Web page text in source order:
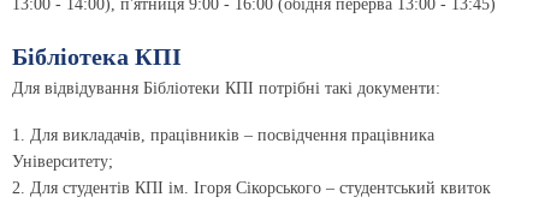
13:00 - 14:00), п'ятниця 9:00 - 16:00 (обідня перерва 13:00 - 13:45)
Бібліотека КПІ
Для відвідування Бібліотеки КПІ потрібні такі документи:
1. Для викладачів, працівників – посвідчення працівника
Університету;
2. Для студентів КПІ ім. Ігоря Сікорського – студентський квиток